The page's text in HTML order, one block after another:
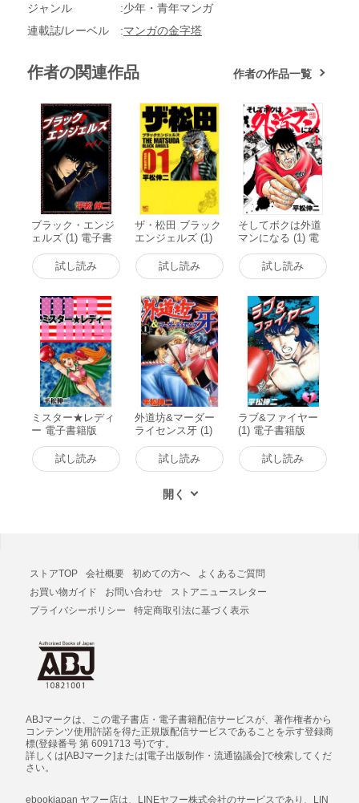
ジャンル
少年・青年マンガ
連載誌/レーベル
マンガの金字塔
作者の関連作品 作者の作品一覧
ブラック・エンジ
ェルズ (1) 電子書
籍版
試し読み
ザ・松田 ブラック
エンジェルズ (1)
電子書籍版
試し読み
そしてボクは外道
マンになる (1) 電
子書籍版
試し読み
ミスター★レディ
ー 電子書籍版
試し読み
外道坊&マーダー
ライセンス牙 (1)
電子書籍版
試し読み
ラブ&ファイヤー
(1) 電子書籍版
試し読み
ストアTOP 会社概要 初めての方へ
よくあるご質問
お買い物ガイド
お問い合わせ
ストアニュースレター
プライバシーポリシー
特定商取引法に基づく表示
ABJマークは、この電子書店・電子書籍配信サービスが、著作権者から
コンテンツ使用許諾を得た正規版配信サービスであることを示す登録商
標(登録番号 第 6091713 号)です。
詳しくは[ABJマーク]または[電子出版制作・流通協議会]で検索してくだ
さい。
ebookjapan ヤフー店は、LINEヤフー株式会社のサービスであり、LIN